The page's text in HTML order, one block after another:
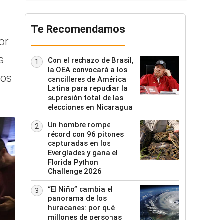
Te Recomendamos
1
Con el rechazo de Brasil,
la OEA convocará a los
cancilleres de América
Latina para repudiar la
supresión total de las
elecciones en Nicaragua
2
Un hombre rompe
récord con 96 pitones
capturadas en los
Everglades y gana el
Florida Python
Challenge 2026
3
“El Niño” cambia el
panorama de los
huracanes: por qué
millones de personas